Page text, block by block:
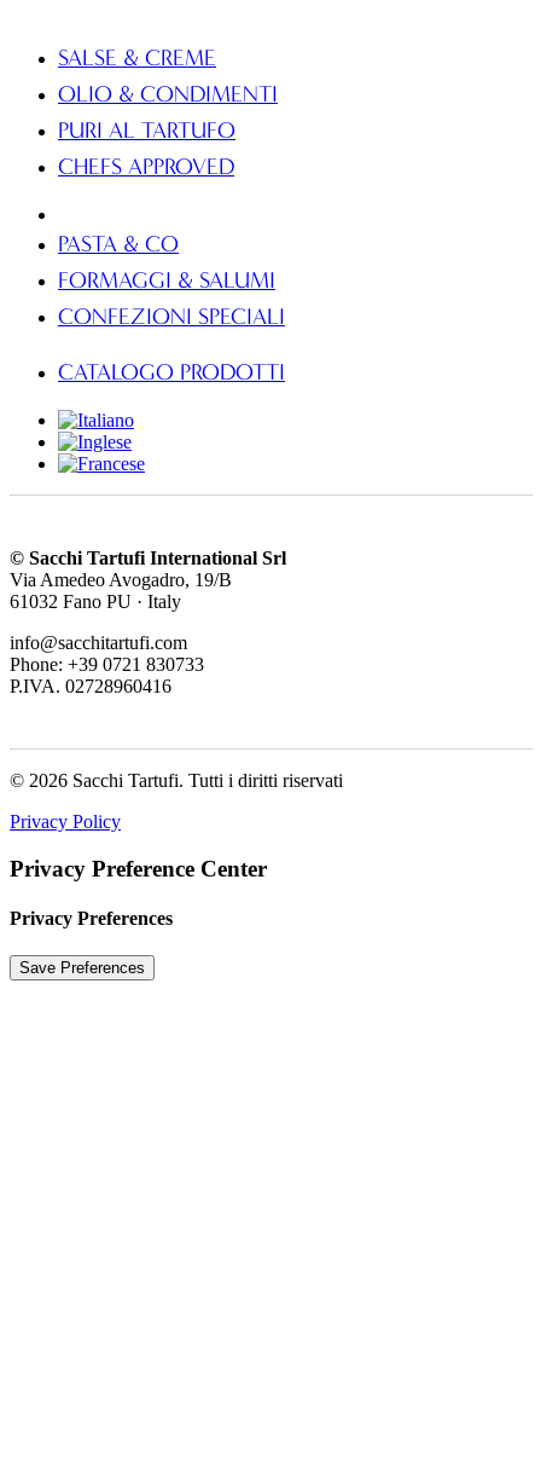
SALSE & CREME
OLIO & CONDIMENTI
PURI AL TARTUFO
CHEFS APPROVED
PASTA & CO
FORMAGGI & SALUMI
CONFEZIONI SPECIALI
CATALOGO PRODOTTI
© Sacchi Tartufi International Srl
Via Amedeo Avogadro, 19/B
61032 Fano PU · Italy
info@sacchitartufi.com
Phone: +39 0721 830733
P.IVA. 02728960416
© 2026 Sacchi Tartufi. Tutti i diritti riservati
Privacy Policy
Privacy Preference Center
Privacy Preferences